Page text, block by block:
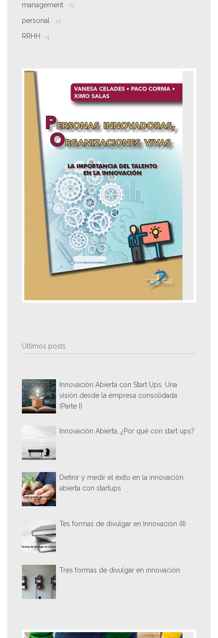
management - 71
personal - 12
RRHH - 4
Últimos posts
Innovación Abierta con Start Ups. Una
visión desde la empresa consolidada
(Parte I)
Innovación Abierta, ¿Por qué con start ups?
Definir y medir el éxito en la innovación
abierta con startups
Tes formas de divulgar en Innovación (II)
Tres formas de divulgar en innovación.